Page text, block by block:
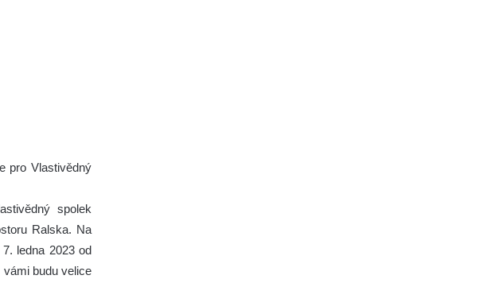
pro Vlastivědný
spolek
Ralska. Na
ledna 2023 od
budu velice